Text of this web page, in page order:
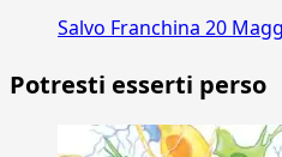
Salvo Franchina 20
Potresti esserti perso